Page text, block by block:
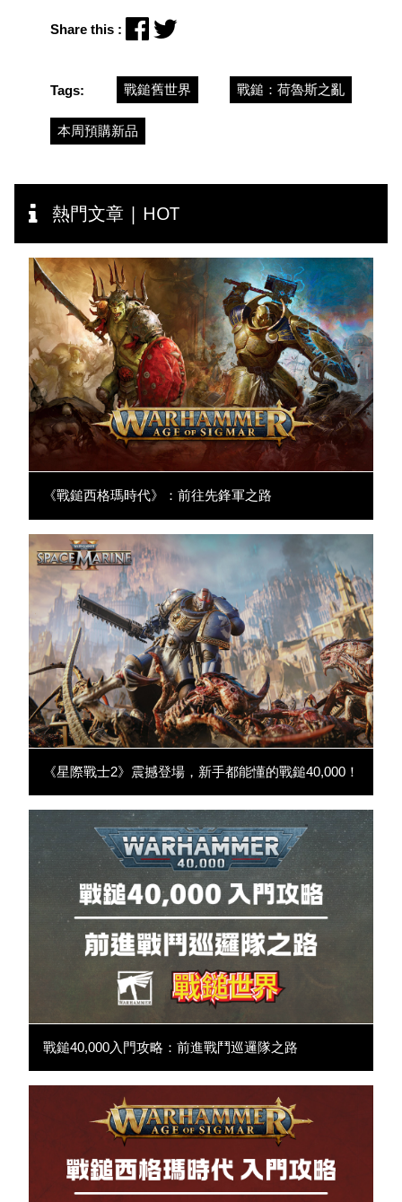
Share this :
Tags: 戰鎚舊世界 戰鎚：荷魯斯之亂
本周預購新品
熱門文章 | HOT
《戰鎚西格瑪時代》：前往先鋒軍之路
《星際戰士2》震撼登場，新手都能懂的戰鎚40,000！
戰鎚40,000入門攻略：前進戰鬥巡邏隊之路